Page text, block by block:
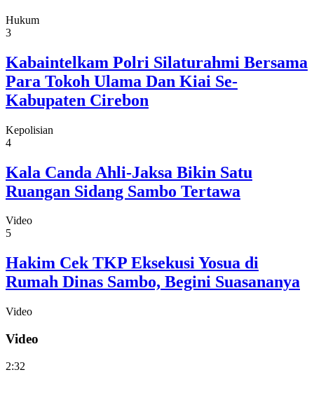
Hukum
3
Kabaintelkam Polri Silaturahmi Bersama
Para Tokoh Ulama Dan Kiai Se-
Kabupaten Cirebon
Kepolisian
4
Kala Canda Ahli-Jaksa Bikin Satu
Ruangan Sidang Sambo Tertawa
Video
5
Hakim Cek TKP Eksekusi Yosua di
Rumah Dinas Sambo, Begini Suasananya
Video
Video
2:32